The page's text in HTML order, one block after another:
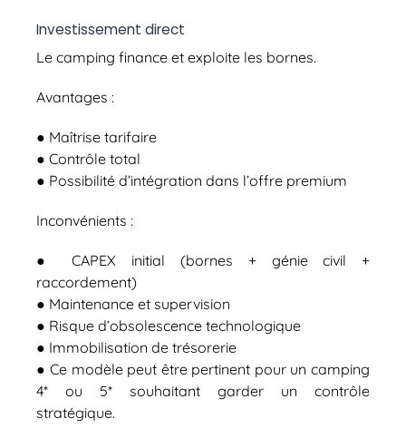
Investissement direct
Le camping finance et exploite les bornes.
Avantages :
● Maîtrise tarifaire
● Contrôle total
● Possibilité d’intégration dans l’offre premium
Inconvénients :
● CAPEX initial (bornes + génie civil +
raccordement)
● Maintenance et supervision
● Risque d’obsolescence technologique
● Immobilisation de trésorerie
● Ce modèle peut être pertinent pour un camping
4* ou 5* souhaitant garder un contrôle
stratégique.